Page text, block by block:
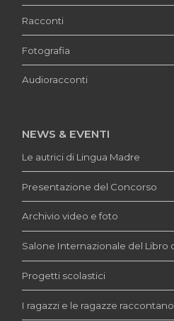
Racconti
Fotografia
Audioracconti
NEWS & EVENTI
Le autrici di Lingua Madre
Presentazione del Concorso
Archivio video e foto
Salone Internazionale del Libro
Progetti scolastici
I ragazzi e le ragazze raccontano